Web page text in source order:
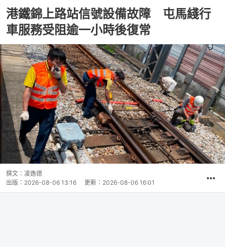
港鐵錦上路站信號設備故障 屯馬綫行
車服務受阻逾一小時後復常
撰文： 凌逸德
出版： 2026-08-06 13:16 更新： 2026-08-06 16:01